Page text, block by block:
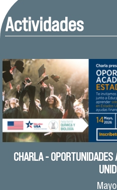
Actividades
CHARLA -
Mayo